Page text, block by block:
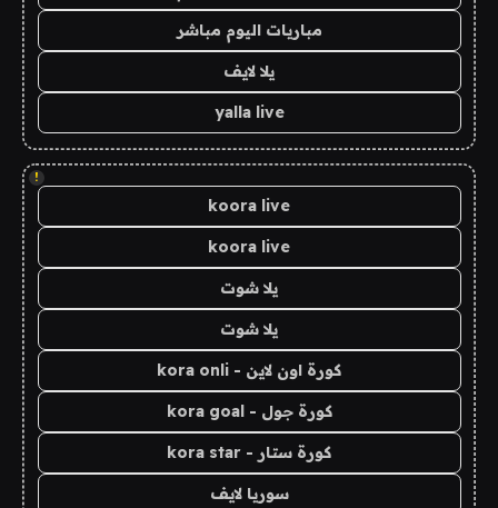
مباريات اليوم مباشر
يلا لايف
yalla live
!
koora live
koora live
يلا شوت
يلا شوت
كورة اون لاين - kora onli
كورة جول - kora goal
كورة ستار - kora star
سوريا لايف